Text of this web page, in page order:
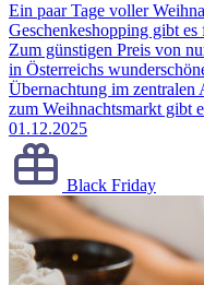
Ein paar Tage voller
Geschenkeshopping gibt
Zum günstigen Preis von
in Österreichs
Übernachtung im
zum Weihnachtsmarkt gibt
01.12.2025
Black Friday